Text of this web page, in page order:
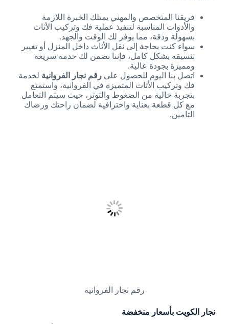
فريقنا المتخصص والمهني يمتلك الخبرة اللازمة
والأدوات المناسبة لتنفيذ عملية فك وتركيب الأثاث
بسهولة ودقة، مما يوفر لك الوقت والجهد.
سواء كنت بحاجة إلى نقل الأثاث داخل المنزل أو تغيير
تنسيقه بشكل كامل، فإننا نضمن لك خدمة سريعة
ومميزة بجودة عالية.
اتصل بنا اليوم للحصول على رقم نجار الفروانية لخدمة
فك وتركيب الأثاث المتميزة في الفروانية، واستمتع
بتجربة خالية من الضغوط والتوتر، حيث سيتم التعامل
مع كل قطعة بعناية واحترافية لضمان راحتك ورضاك
التامين.
رقم نجار الفروانية
نجار الكويت بأسعار منخفضة